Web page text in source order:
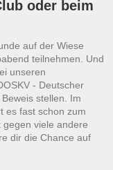
oder beim
auf der Wiese
teilnehmen. Und
unseren
- Deutscher
stellen. Im
es fast schon zum
viele andere
dir die Chance auf